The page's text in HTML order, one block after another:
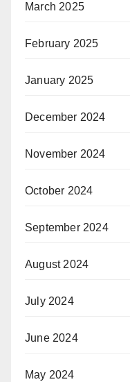
March 2025
February 2025
January 2025
December 2024
November 2024
October 2024
September 2024
August 2024
July 2024
June 2024
May 2024